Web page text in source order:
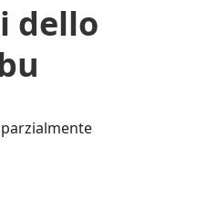
dello